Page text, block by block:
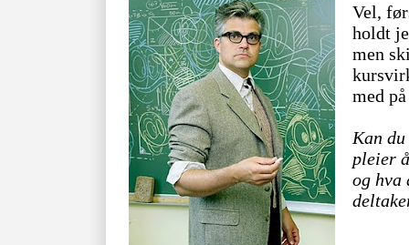
Vel,
holdt
men
med
Kan
pleier
og hva